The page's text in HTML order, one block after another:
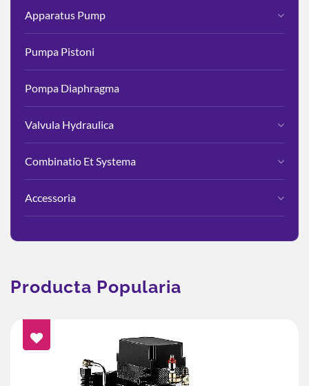
Apparatus Pump
Pumpa Pistoni
Pompa Diaphragma
Valvula Hydraulica
Combinatio Et Systema
Accessoria
Producta Popularia